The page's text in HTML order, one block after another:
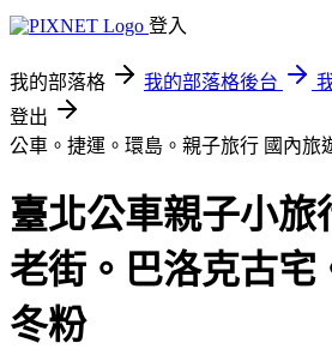
登入
我的部落格 我的部落格後台
登出
公車。捷運。環島。親子旅行 國內旅
臺北公車親子小旅
老街。巴洛克古宅
冬粉